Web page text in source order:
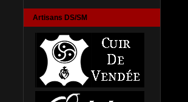
Artisans DS/SM